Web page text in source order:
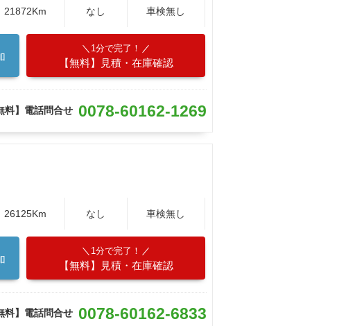
21872Km なし 車検無し
1分で完了！
【無料】見積・在庫確認
料】電話問合せ 0078-60162-1269
26125Km なし 車検無し
1分で完了！
【無料】見積・在庫確認
料】電話問合せ 0078-60162-6833